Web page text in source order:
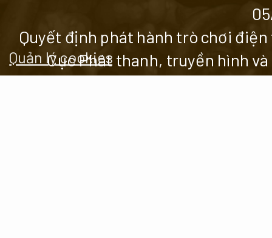
Quyết định phát hành trò chơi
Cục Phát thanh, truyền hình
Quản lý cookies